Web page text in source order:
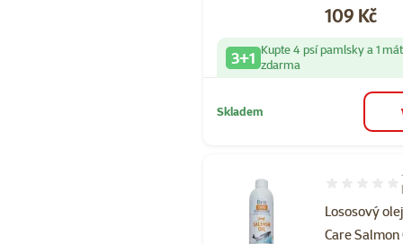
Cena
109 Kč
3+1 Kupte 4 psí pamlsky a 1
zdarma
Skladem
Lososový
Care Salmon
Hodnocení